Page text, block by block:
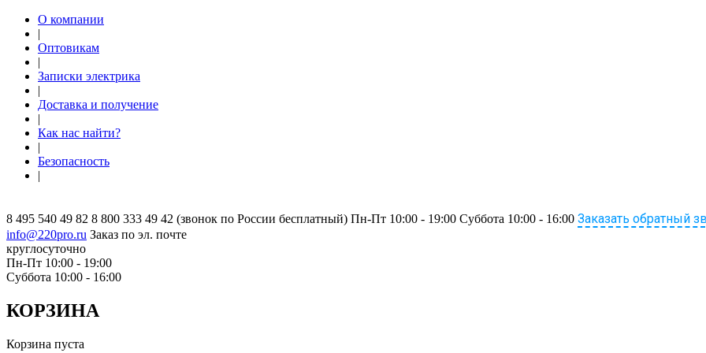
О компании
|
Оптовикам
|
Записки электрика
|
Доставка и получение
|
Как нас найти?
|
Безопасность
|
8 495 540 49 82 8 800 333 49 42 (звонок по России бесплатный) Пн-Пт 10:00 - 19:00 Суббота 10:00 - 16:00 Заказать обратный
info@220pro.ru Заказ по эл. почте
круглосуточно
Пн-Пт 10:00 - 19:00
Суббота 10:00 - 16:00
КОРЗИНА
Корзина пуста